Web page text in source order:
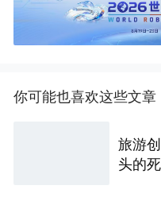
你可能也喜欢这些文章
旅游
头的